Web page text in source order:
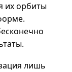
их орбиты
лишь